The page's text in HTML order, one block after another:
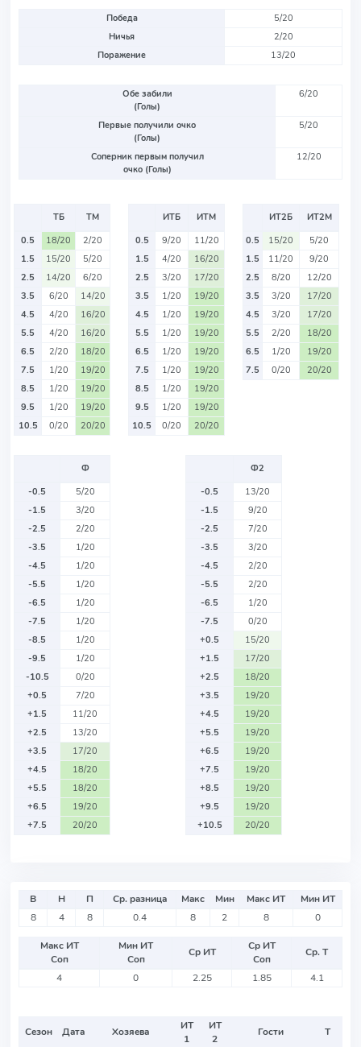
Победа
5/20
Ничья
2/20
Поражение
13/20
Обе забили
(Голы)
6/20
Первые получили очко
(Голы)
5/20
Соперник первым получил
очко (Голы)
12/20
ТБ
ТМ
0.5
18/20
2/20
1.5
15/20
5/20
2.5
14/20
6/20
3.5
6/20
14/20
4.5
4/20
16/20
5.5
4/20
16/20
6.5
2/20
18/20
7.5
1/20
19/20
8.5
1/20
19/20
9.5
1/20
19/20
10.5
0/20 20/20
ИТБ
ИТМ
0.5
9/20
11/20
1.5
4/20
16/20
2.5
3/20
17/20
3.5
1/20
19/20
4.5
1/20
19/20
5.5
1/20
19/20
6.5
1/20
19/20
7.5
1/20
19/20
8.5
1/20
19/20
9.5
1/20
19/20
10.5
0/20 20/20
ИТ2Б
ИТ2М
0.5
15/20
5/20
1.5
11/20
9/20
2.5
8/20
12/20
3.5
3/20
17/20
4.5
3/20
17/20
5.5
2/20
18/20
6.5
1/20
19/20
7.5
0/20 20/20
Ф
-0.5
5/20
-1.5
3/20
-2.5
2/20
-3.5
1/20
-4.5
1/20
-5.5
1/20
-6.5
1/20
-7.5
1/20
-8.5
1/20
-9.5
1/20
-10.5
0/20
+0.5
7/20
+1.5
11/20
+2.5
13/20
+3.5
17/20
+4.5
18/20
+5.5
18/20
+6.5
19/20
+7.5
20/20
Ф2
-0.5
13/20
-1.5
9/20
-2.5
7/20
-3.5
3/20
-4.5
2/20
-5.5
2/20
-6.5
1/20
-7.5
0/20
+0.5
15/20
+1.5
17/20
+2.5
18/20
+3.5
19/20
+4.5
19/20
+5.5
19/20
+6.5
19/20
+7.5
19/20
+8.5
19/20
+9.5
19/20
+10.5
20/20
В Н П Ср. разница Макс Мин Макс ИТ
Мин ИТ
8
4 8 0.4 8 2 8 0
Макс ИТ
Соп
Мин ИТ
Соп
Ср ИТ
Ср ИТ
Соп
Ср. Т
4
0 2.25 1.85 4.1
Сезон Дата Хозяева
ИТ
1
ИТ
2
Гости Т